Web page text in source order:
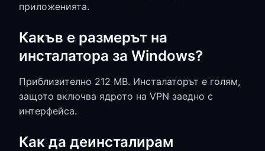
приложенията.
Какъв е размерът на
инсталатора за Windows?
Приблизително 212 MB. Инсталаторът е голям,
защото включва ядрото на VPN заедно с
интерфейса.
Как да деинсталирам